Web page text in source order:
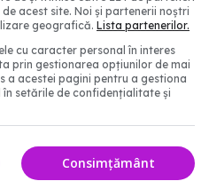
marchează rezultate
în chirurgia
pediatrică
26 iun 2026, 18:00
acest site. Noi și partenerii noștri
geografică. Lista partenerilor.
cu caracter personal în interes
prin gestionarea opțiunilor de mai
a acestei pagini pentru a gestiona
setările de confidențialitate și
Consimțământ